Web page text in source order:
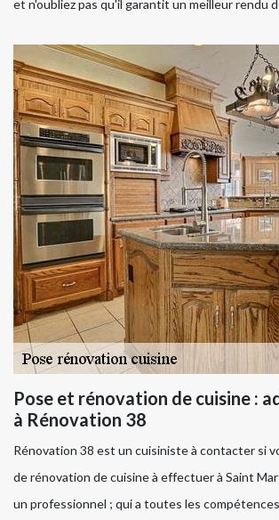
et n'oubliez pas qu'il garantit un meilleur rendu
Pose et rénovation de cuisine :
à Rénovation 38
Rénovation 38 est un cuisiniste à contacter si
de rénovation de cuisine à effectuer à Saint
un professionnel ; qui a toutes les